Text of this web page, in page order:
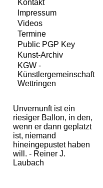
Kontakt
Impressum
Videos
Termine
Public PGP Key
Kunst-Archiv
KGW -
Künstlergemeinschaft
Wettringen
Unvernunft ist ein
riesiger Ballon, in den,
wenn er dann geplatzt
ist, niemand
hineingepustet haben
will. - Reiner J.
Laubach